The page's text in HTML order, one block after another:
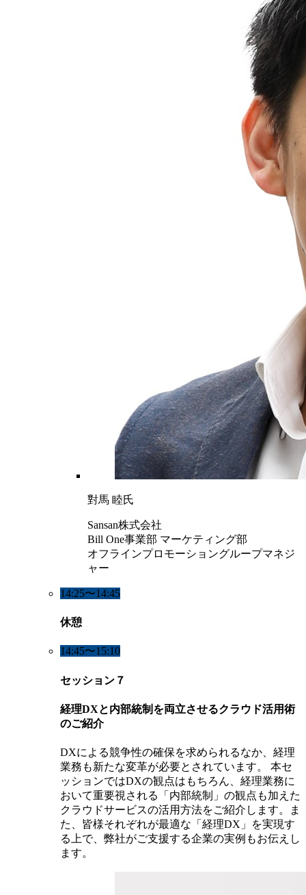
對馬 睦氏
Sansan株式会社
Bill One事業部 マーケティング部
オフラインプロモーショングループマネジ
ャー
14:25〜14:45
休憩
14:45〜15:10
セッション７
経理DXと内部統制を両立させるクラウド活用術
のご紹介
DXによる競争性の確保を求められるなか、経理
業務も新たな変革が必要とされています。 本セ
ッションではDXの観点はもちろん、経理業務に
おいて重要視される「内部統制」の観点も加えた
クラウドサービスの活用方法をご紹介します。ま
た、皆様それぞれが最適な「経理DX」を実現す
る上で、弊社がご支援する企業の実例もお伝えし
ます。